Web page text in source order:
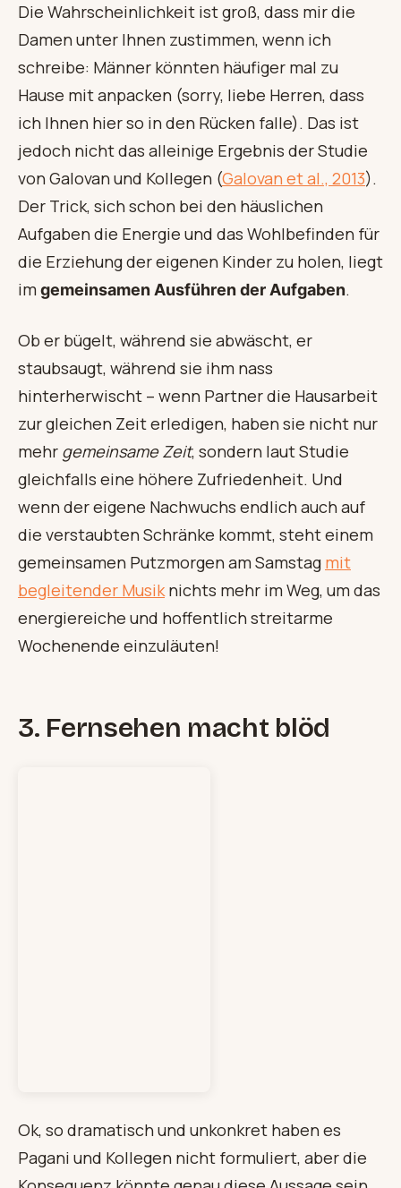
Die Wahrscheinlichkeit ist groß, dass mir die
Damen unter Ihnen zustimmen, wenn ich
schreibe: Männer könnten häufiger mal zu
Hause mit anpacken (sorry, liebe Herren, dass
ich Ihnen hier so in den Rücken falle). Das ist
jedoch nicht das alleinige Ergebnis der Studie
von Galovan und Kollegen (Galovan et al., 2013).
Der Trick, sich schon bei den häuslichen
Aufgaben die Energie und das Wohlbefinden für
die Erziehung der eigenen Kinder zu holen, liegt
imgemeinsamen Ausführen der Aufgaben.
Ob er bügelt, während sie abwäscht, er
staubsaugt, während sie ihm nass
hinterherwischt – wenn Partner die Hausarbeit
zur gleichen Zeit erledigen, haben sie nicht nur
mehr gemeinsame Zeit, sondern laut Studie
gleichfalls eine höhere Zufriedenheit. Und
wenn der eigene Nachwuchs endlich auch auf
die verstaubten Schränke kommt, steht einem
gemeinsamen Putzmorgen am Samstag mit
begleitender Musik nichts mehr im Weg, um das
energiereiche und hoffentlich streitarme
Wochenende einzuläuten!
3. Fernsehen macht blöd
Ok, so dramatisch und unkonkret haben es
Pagani und Kollegen nicht formuliert, aber die